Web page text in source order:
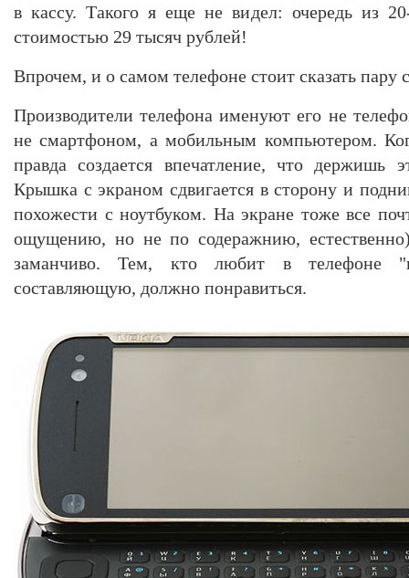
в кассу. Такого я еще не видел: очередь из
стоимостью 29 тысяч рублей!
Впрочем, и о самом телефоне стоит сказать пару
Производители телефона именуют его не
не смартфоном, а мобильным компьютером.
правда создается впечатление, что держишь
Крышка с экраном сдвигается в сторону и
похожести с ноутбуком. На экране тоже все
ощущению, но не по содеражнию,
заманчиво. Тем, кто любит в телефоне
составляющую, должно понравиться.